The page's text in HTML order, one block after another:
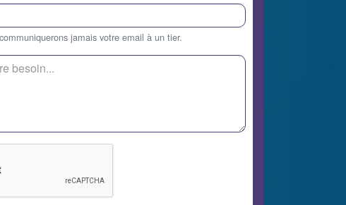
jamais votre email à un tier.